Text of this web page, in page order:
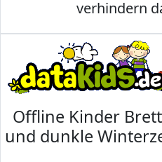
verhindern
Offline Kinder
und dunkle